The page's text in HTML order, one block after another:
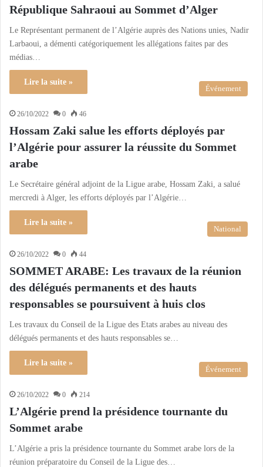
République Sahraoui au Sommet d’Alger
Le Représentant permanent de l’Algérie auprès des Nations unies, Nadir
Larbaoui, a démenti catégoriquement les allégations faites par des
médias…
Lire la suite »
Événement
26/10/2022 0 46
Hossam Zaki salue les efforts déployés par
l’Algérie pour assurer la réussite du Sommet
arabe
Le Secrétaire général adjoint de la Ligue arabe, Hossam Zaki, a salué
mercredi à Alger, les efforts déployés par l’Algérie…
Lire la suite »
National
26/10/2022 0 44
SOMMET ARABE: Les travaux de la réunion
des délégués permanents et des hauts
responsables se poursuivent à huis clos
Les travaux du Conseil de la Ligue des Etats arabes au niveau des
délégués permanents et des hauts responsables se…
Lire la suite »
Événement
26/10/2022 0 214
L’Algérie prend la présidence tournante du
Sommet arabe
L’Algérie a pris la présidence tournante du Sommet arabe lors de la
réunion préparatoire du Conseil de la Ligue des…